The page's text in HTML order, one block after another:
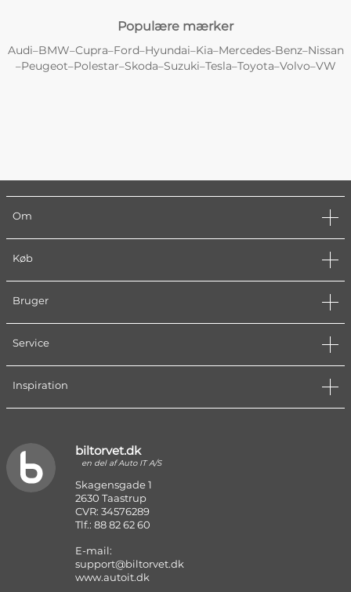
Populære mærker
Audi–BMW–Cupra–Ford–Hyundai–Kia–Mercedes-Benz–Nissan
–Peugeot–Polestar–Skoda–Suzuki–Tesla–Toyota–Volvo–VW
Om
Køb
Bruger
Service
Inspiration
biltorvet.dk
en del af Auto IT A/S
Skagensgade 1
2630 Taastrup
CVR: 34576289
Tlf.: 88 82 62 60
E-mail:
support@biltorvet.dk
www.autoit.dk